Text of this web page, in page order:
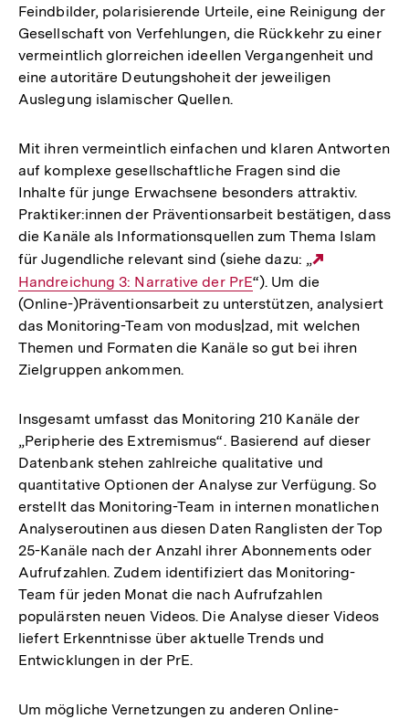
Feindbilder, polarisierende Urteile, eine Reinigung der
Gesellschaft von Verfehlungen, die Rückkehr zu einer
vermeintlich glorreichen ideellen Vergangenheit und
eine autoritäre Deutungshoheit der jeweiligen
Auslegung islamischer Quellen.
Mit ihren vermeintlich einfachen und klaren Antworten
auf komplexe gesellschaftliche Fragen sind die
Inhalte für junge Erwachsene besonders attraktiv.
Praktiker:innen der Präventionsarbeit bestätigen, dass
die Kanäle als Informationsquellen zum Thema Islam
für Jugendliche relevant sind (siehe dazu: „
Handreichung 3: Narrative der PrE“). Um die
(Online-)Präventionsarbeit zu unterstützen, analysiert
das Monitoring-Team von modus|zad, mit welchen
Themen und Formaten die Kanäle so gut bei ihren
Zielgruppen ankommen.
Insgesamt umfasst das Monitoring 210 Kanäle der
„Peripherie des Extremismus“. Basierend auf dieser
Datenbank stehen zahlreiche qualitative und
quantitative Optionen der Analyse zur Verfügung. So
erstellt das Monitoring-Team in internen monatlichen
Analyseroutinen aus diesen Daten Ranglisten der Top
25-Kanäle nach der Anzahl ihrer Abonnements oder
Aufrufzahlen. Zudem identifiziert das Monitoring-
Team für jeden Monat die nach Aufrufzahlen
populärsten neuen Videos. Die Analyse dieser Videos
liefert Erkenntnisse über aktuelle Trends und
Entwicklungen in der PrE.
Um mögliche Vernetzungen zu anderen Online-